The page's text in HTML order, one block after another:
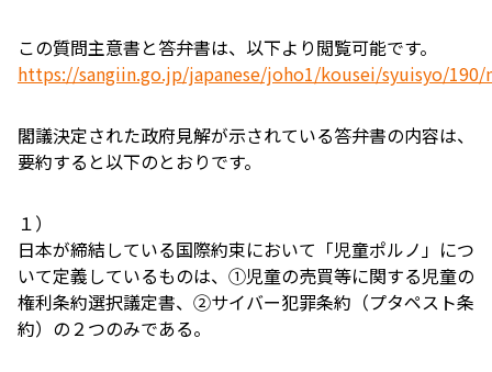
この質問主意書と答弁書は、以下より閲覧可能です。
https://sangiin.go.jp/japanese/joho1/kousei/syuisyo/
閣議決定された政府見解が示されている答弁書の内容は、
要約すると以下のとおりです。
１）
日本が締結している国際約束において「児童ポルノ」につ
いて定義しているものは、①児童の売買等に関する児童の
権利条約選択議定書、②サイバー犯罪条約（プタペスト条
約）の２つのみである。